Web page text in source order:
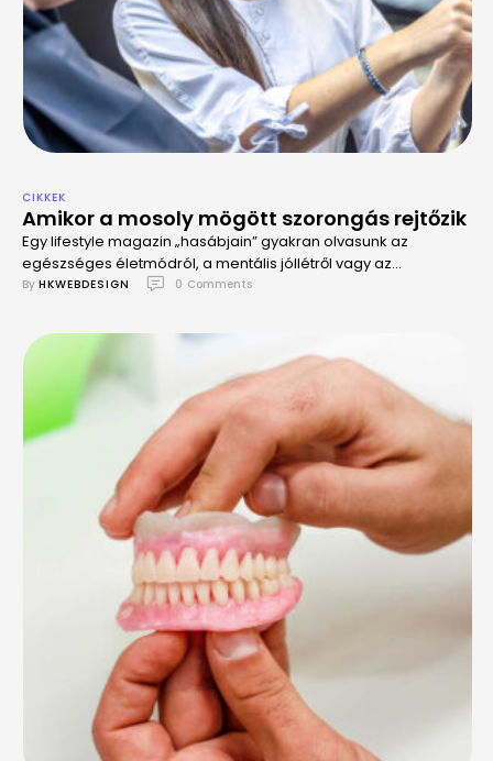
CIKKEK
Amikor a mosoly mögött szorongás rejtőzik
Egy lifestyle magazin „hasábjain” gyakran olvasunk az
egészséges életmódról, a mentális jóllétről vagy az
önbizalom fontosságáról.
By HKWEBDESIGN 0 Comments